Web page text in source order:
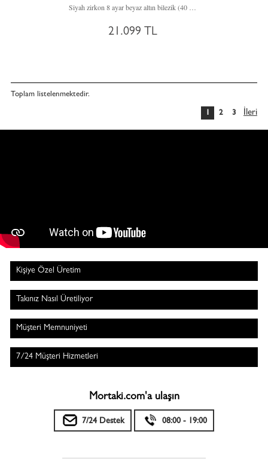
21.099 TL
Toplam listelenmektedir.
İleri
1 2 3
Kişiye Özel Üretim
Takınız Nasıl Üretiliyor
Müşteri Memnuniyeti
7/24 Müşteri Hizmetleri
Mortaki.com'a ulaşın
7/24 Destek 08:00 - 19:00